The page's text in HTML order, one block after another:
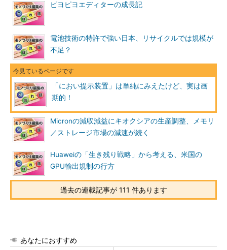
ピヨピヨエディターの成長記
電池技術の特許で強い日本、リサイクルでは規模が
不足？
「におい提示装置」は単純にみえたけど、実は画
期的！
Micronの減収減益にキオクシアの生産調整、メモリ
／ストレージ市場の減速が続く
Huaweiの「生き残り戦略」から考える、米国の
GPU輸出規制の行方
過去の連載記事が 111 件あります
あなたにおすすめ